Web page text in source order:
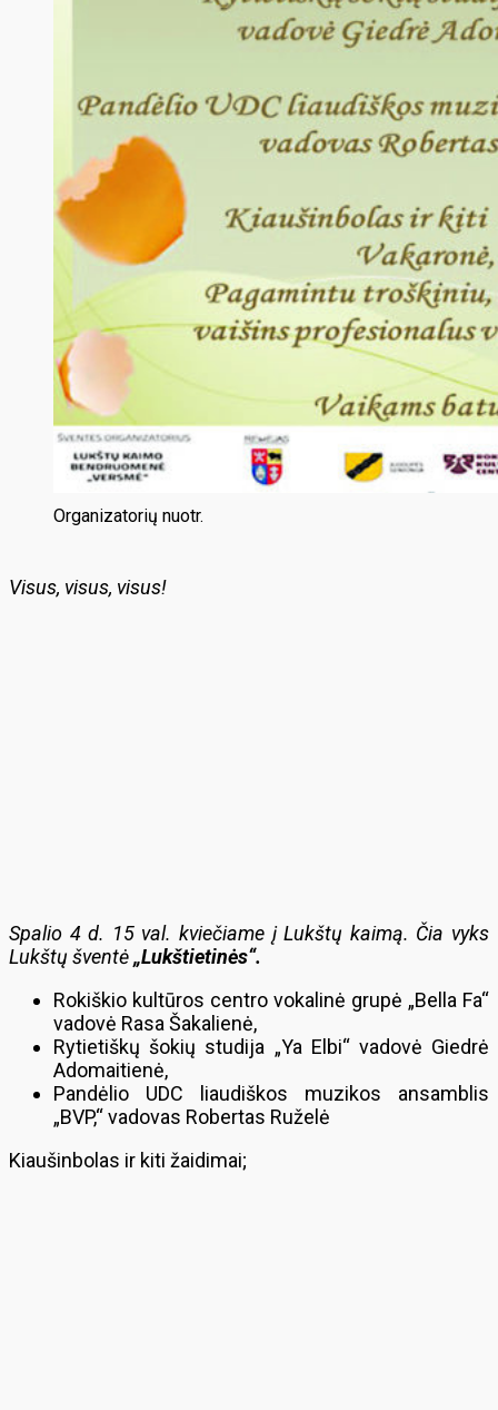
Organizatorių nuotr.
Visus, visus, visus!
Spalio 4 d. 15 val. kviečiame į Lukštų kaimą. Čia vyks
Lukštų šventė„Lukštietinės“.
Rokiškio kultūros centro vokalinė grupė „Bella Fa“
vadovė Rasa Šakalienė,
Rytietiškų šokių studija „Ya Elbi“ vadovė Giedrė
Adomaitienė,
Pandėlio UDC liaudiškos muzikos ansamblis
„BVP,“ vadovas Robertas Ruželė
Kiaušinbolas ir kiti žaidimai;